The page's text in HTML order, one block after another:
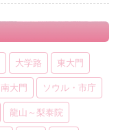
大学路 東大門
南大門 ソウル・市庁
龍山～梨泰院